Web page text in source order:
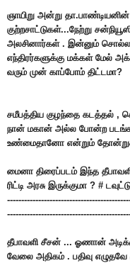
ஞாயிறு அன்று
குற்றசாட்டுகள்...நேற்று
அலசினார்கள் . இன்னும்
எந்திரர்களுக்கு மக்கள் மேல்
வரும் முன் காப்போம் திட்டமா?
சமீபத்திய குழந்தை கடத்தல் ,
நான் மகான் அல்ல போன்ற
உண்மைதானோ என்றும்
மைனா திரைப்படம் இந்த
ரிட்டி அரசு இருக்குமா ? #
தீபாவளி சீசன் ... ஓணான்
வேலை அதிகம் . பதிவு எழுதவே